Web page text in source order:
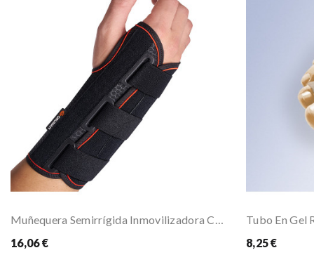
Muñequera Semirrígida Inmovilizadora Con Férula...
16,06 €
Tubo En Gel
8,25 €